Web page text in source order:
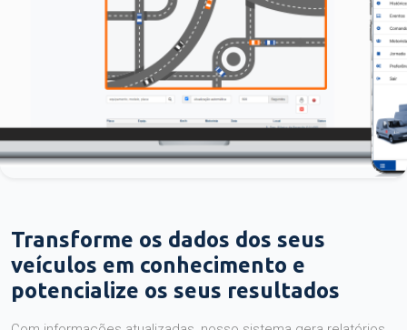
Transforme os dados dos seus
veículos em conhecimento e
potencialize os seus resultados